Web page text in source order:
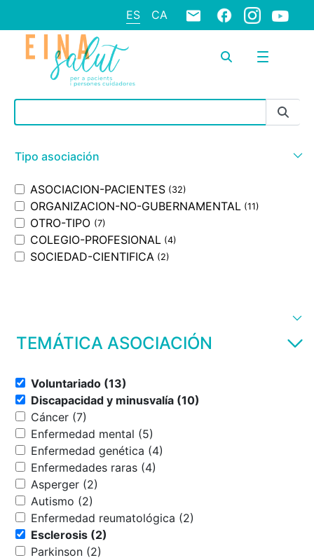
ES CA
Barra de búsqueda
Tipo asociación
ASOCIACION-PACIENTES (32)
ORGANIZACION-NO-GUBERNAMENTAL (11)
OTRO-TIPO (7)
COLEGIO-PROFESIONAL (4)
SOCIEDAD-CIENTIFICA (2)
TEMÁTICA ASOCIACIÓN
Voluntariado (13)
Discapacidad y minusvalía (10)
Cáncer (7)
Enfermedad mental (5)
Enfermedad genética (4)
Enfermedades raras (4)
Asperger (2)
Autismo (2)
Enfermedad reumatológica (2)
Esclerosis (2)
Parkinson (2)